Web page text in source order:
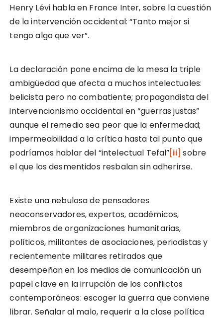
Henry Lévi habla en France Inter, sobre la cuestión
de la intervención occidental: “Tanto mejor si
tengo algo que ver”.
La declaración pone encima de la mesa la triple
ambigüedad que afecta a muchos intelectuales:
belicista pero no combatiente; propagandista del
intervencionismo occidental en “guerras justas”
aunque el remedio sea peor que la enfermedad;
impermeabilidad a la crítica hasta tal punto que
podríamos hablar del “intelectual Tefal”[iii] sobre
el que los desmentidos resbalan sin adherirse.
Existe una nebulosa de pensadores
neoconservadores, expertos, académicos,
miembros de organizaciones humanitarias,
políticos, militantes de asociaciones, periodistas y
recientemente militares retirados que
desempeñan en los medios de comunicación un
papel clave en la irrupción de los conflictos
contemporáneos: escoger la guerra que conviene
librar. Señalar al malo, requerir a la clase política